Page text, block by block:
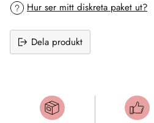
Hur ser mitt diskreta paket ut?
Dela produkt